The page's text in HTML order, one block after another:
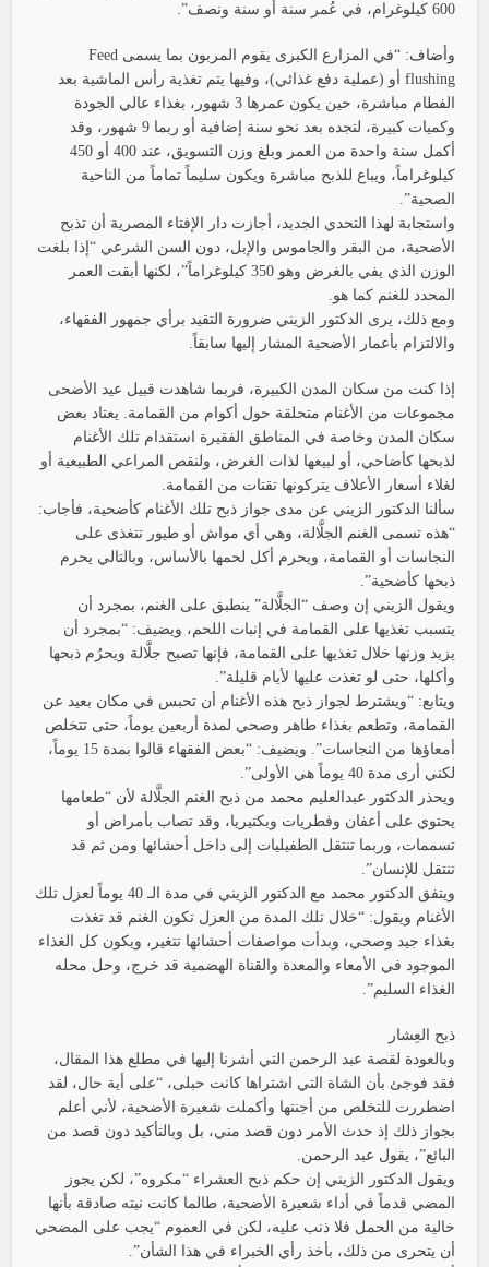
600 كيلوغرام، في عُمر سنة أو سنة ونصف”.
وأضاف: “في المزارع الكبرى يقوم المربون بما يسمى Feed
flushing أو (عملية دفع غذائي)، وفيها يتم تغذية رأس الماشية بعد
الفطام مباشرة، حين يكون عمرها 3 شهور، بغذاء عالي الجودة
وكميات كبيرة، لتجده بعد نحو سنة إضافية أو ربما 9 شهور، وقد
أكمل سنة واحدة من العمر وبلغ وزن التسويق، عند 400 أو 450
كيلوغراماً، ويباع للذبح مباشرة ويكون سليماً تماماً من الناحية
الصحية”.
واستجابة لهذا التحدي الجديد، أجازت دار الإفتاء المصرية أن تذبح
الأضحية، من البقر والجاموس والإبل، دون السن الشرعي “إذا بلغت
الوزن الذي يفي بالغرض وهو 350 كيلوغراماً”، لكنها أبقت العمر
المحدد للغنم كما هو.
ومع ذلك، يرى الدكتور الزيني ضرورة التقيد برأي جمهور الفقهاء،
والالتزام بأعمار الأضحية المشار إليها سابقاً.
إذا كنت من سكان المدن الكبيرة، فربما شاهدت قبيل عيد الأضحى
مجموعات من الأغنام متحلقة حول أكوام من القمامة. يعتاد بعض
سكان المدن وخاصة في المناطق الفقيرة استقدام تلك الأغنام
لذبحها كأضاحي، أو لبيعها لذات الغرض، ولنقص المراعي الطبيعية أو
لغلاء أسعار الأعلاف يتركونها تقتات من القمامة.
سألنا الدكتور الزيني عن مدى جواز ذبح تلك الأغنام كأضحية، فأجاب:
“هذه تسمى الغنم الجلَّالة، وهي أي مواش أو طيور تتغذى على
النجاسات أو القمامة، ويحرم أكل لحمها بالأساس، وبالتالي يحرم
ذبحها كأضحية”.
ويقول الزيني إن وصف “الجلَّالة” ينطبق على الغنم، بمجرد أن
يتسبب تغذيها على القمامة في إنبات اللحم، ويضيف: “بمجرد أن
يزيد وزنها خلال تغذيها على القمامة، فإنها تصبح جلَّالة ويحرُم ذبحها
وأكلها، حتى لو تغذت عليها لأيام قليلة”.
ويتابع: “ويشترط لجواز ذبح هذه الأغنام أن تحبس في مكان بعيد عن
القمامة، وتطعم بغذاء طاهر وصحي لمدة أربعين يوماً، حتى تتخلص
أمعاؤها من النجاسات”. ويضيف: “بعض الفقهاء قالوا بمدة 15 يوماً،
لكني أرى مدة 40 يوماً هي الأولى”.
ويحذر الدكتور عبدالعليم محمد من ذبح الغنم الجلَّالة لأن “طعامها
يحتوي على أعفان وفطريات وبكتيريا، وقد تصاب بأمراض أو
تسممات، وربما تنتقل الطفيليات إلى داخل أحشائها ومن ثم قد
تنتقل للإنسان”.
ويتفق الدكتور محمد مع الدكتور الزيني في مدة الـ 40 يوماً لعزل تلك
الأغنام ويقول: “خلال تلك المدة من العزل تكون الغنم قد تغذت
بغذاء جيد وصحي، وبدأت مواصفات أحشائها تتغير، ويكون كل الغذاء
الموجود في الأمعاء والمعدة والقناة الهضمية قد خرج، وحل محله
الغذاء السليم”.
ذبح العِشار
وبالعودة لقصة عبد الرحمن التي أشرنا إليها في مطلع هذا المقال،
فقد فوجئ بأن الشاة التي اشتراها كانت حبلى، “على أية حال، لقد
اضطررت للتخلص من أجنتها وأكملت شعيرة الأضحية، لأني أعلم
بجواز ذلك إذ حدث الأمر دون قصد مني، بل وبالتأكيد دون قصد من
البائع”، يقول عبد الرحمن.
ويقول الدكتور الزيني إن حكم ذبح العشراء “مكروه”، لكن يجوز
المضي قدماً في أداء شعيرة الأضحية، طالما كانت نيته صادقة بأنها
خالية من الحمل فلا ذنب عليه، لكن في العموم “يجب على المضحي
أن يتحرى من ذلك، بأخذ رأي الخبراء في هذا الشأن”.